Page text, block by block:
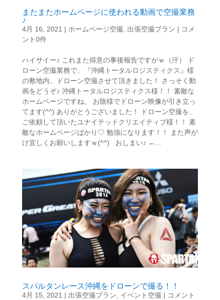
またまたホームページに使われる動画で空撮業務
♪
4月 16, 2021 | ホームページ空撮 出張空撮プラン | コメ
ント0件
ハイサイー♪ これまた得意の事後報告ですがｗ（汗） ド
ローン空撮業務で、『沖縄トータルロジスティクス』様
の敷地内、ドローン空撮させて頂きました！ さっそく動
画をどうぞ♪ 沖縄トータルロジスティクス様！！ 素敵な
ホームページですね。 お陰様でドローン映像が引き立っ
てます(^^) ありがとうございました！ ドローン空撮を、
ご依頼して頂いたユナイテッドクリエイティブ様！！ 素
敵なホームページばかり♡ 勉強になります！！ また声が
け宜しくお願いしますｗ(^^) おしまい♪ ←...
スパルタンレース沖縄をドローンで撮る！！
4月 15, 2021 | 出張空撮プラン, イベント空撮 | コメント